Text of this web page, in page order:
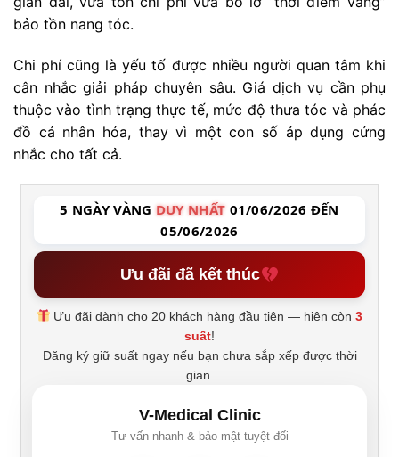
bảo tồn nang tóc.
Chi phí cũng là yếu tố được nhiều người quan tâm khi
cân nhắc giải pháp chuyên sâu. Giá dịch vụ cần phụ
thuộc vào tình trạng thực tế, mức độ thưa tóc và phác
đồ cá nhân hóa, thay vì một con số áp dụng cứng
nhắc cho tất cả.
5 NGÀY VÀNG DUY NHẤT 01/06/2026 ĐẾN
05/06/2026
Ưu đãi đã kết thúc
Ưu đãi dành cho 20 khách hàng đầu tiên — hiện còn3
suất!
Đăng ký giữ suất ngay nếu bạn chưa sắp xếp được thời
gian.
V-Medical Clinic
Tư vấn nhanh & bảo mật tuyệt đối